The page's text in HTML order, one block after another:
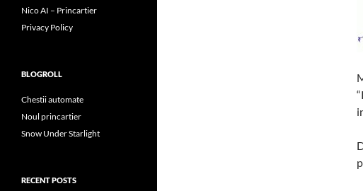
Nico AI – Princartier
Privacy Policy
BLOGROLL
Chestii automate
Noul princartier
Snow Under Starlight
RECENT POSTS